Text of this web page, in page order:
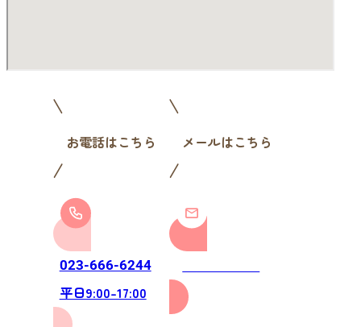
お電話はこちら
023-666-6244
平日9:00-17:00
メールはこちら